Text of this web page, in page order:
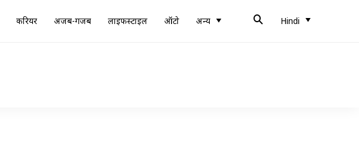
करियर अजब-गजब लाइफस्टाइल ऑटो अन्य Hindi